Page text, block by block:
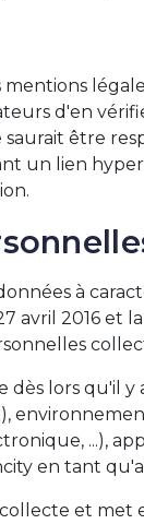
d'en
saurait être
un lien
à
2016 et
lors qu'il y
...),
en tant
et